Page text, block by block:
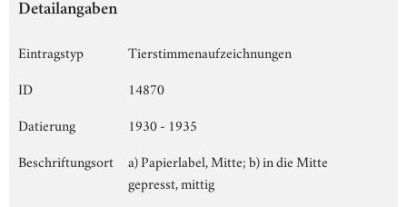
Detailangaben
Eintragstyp
Tierstimmenaufzeichnungen
ID
14870
Datierung
1930 - 1935
Beschriftungsort
a) Papierlabel, Mitte; b) in die Mitte
gepresst, mittig